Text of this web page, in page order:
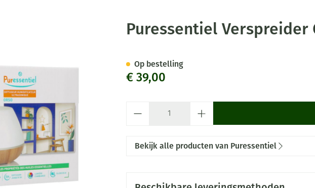
Puressentiel Verspreider
€ 39,00
Op bestelling
Bekijk alle producten van Puressentiel